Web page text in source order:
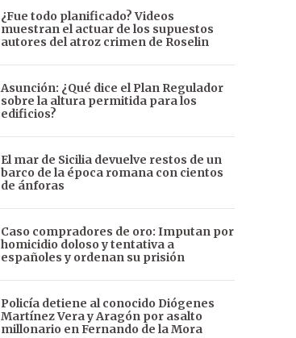
¿Fue todo planificado? Videos
muestran el actuar de los supuestos
autores del atroz crimen de Roselin
Asunción: ¿Qué dice el Plan Regulador
sobre la altura permitida para los
edificios?
El mar de Sicilia devuelve restos de un
barco de la época romana con cientos
de ánforas
Caso compradores de oro: Imputan por
homicidio doloso y tentativa a
españoles y ordenan su prisión
Policía detiene al conocido Diógenes
Martínez Vera y Aragón por asalto
millonario en Fernando de la Mora